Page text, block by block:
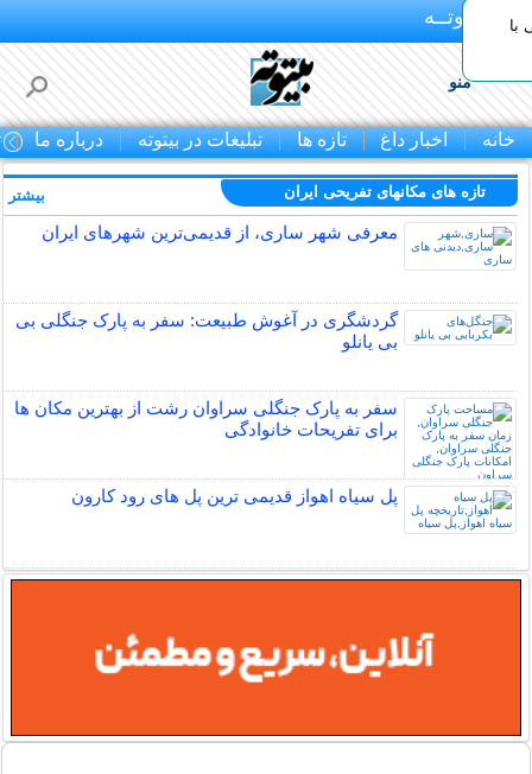
بـیتوتــه
منو
خانه اخبار داغ تازه ها تبلیغات در بیتوته درباره ما
با
تازه های مکانهای تفریحی ايران
معرفی شهر ساری، از قدیمی‌ترین شهرهای ایران
گردشگری در آغوش طبیعت: سفر به پارک جنگلی بی
بی یانلو
سفر به پارک جنگلی سراوان رشت از بهترین مکان ها
برای تفریحات خانوادگی
پل سیاه اهواز قدیمی ترین پل های رود کارون
بیشتر